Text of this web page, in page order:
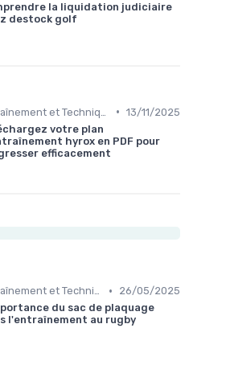
la liquidation judiciaire
destock golf
• 13/11/2025
votre plan
hyrox en PDF pour
efficacement
Entraînement et Techniques •
26/05/2025
du sac de plaquage
l'entraînement au rugby